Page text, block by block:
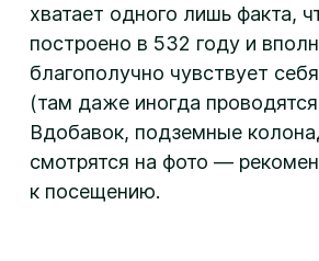
хватает одного лишь факта,
построено в 532 году и
благополучно чувствует
(там даже иногда
Вдобавок, подземные
смотрятся на фото —
к посещению.